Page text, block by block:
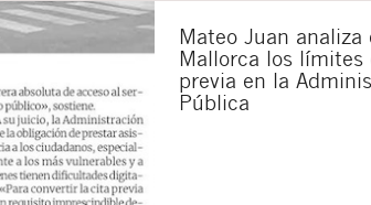
Mateo Juan analiza
Mallorca los límites
previa en la
Pública